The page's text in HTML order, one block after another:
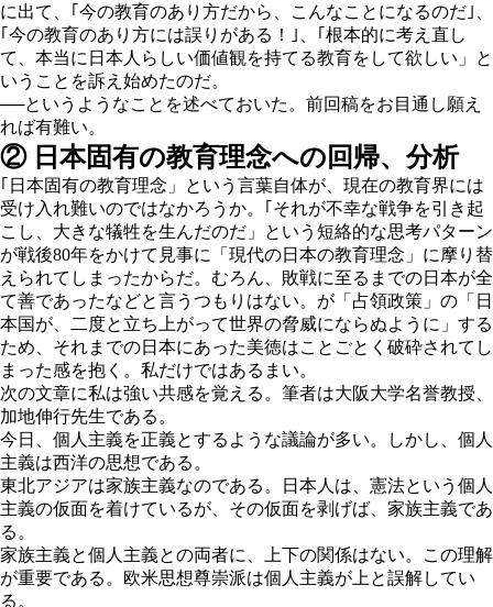
に出て、｢今の教育のあり方だから、こんなことになるのだ｣、
｢今の教育のあり方には誤りがある！｣、｢根本的に考え直し
て、本当に日本人らしい価値観を持てる教育をして欲しい」と
いうことを訴え始めたのだ。
──というようなことを述べておいた。前回稿をお目通し願え
れば有難い。
② 日本固有の教育理念への回帰、分析
｢日本固有の教育理念」という言葉自体が、現在の教育界には
受け入れ難いのではなかろうか。｢それが不幸な戦争を引き起
こし、大きな犠牲を生んだのだ」という短絡的な思考パターン
が戦後80年をかけて見事に「現代の日本の教育理念」に摩り替
えられてしまったからだ。むろん、敗戦に至るまでの日本が全
て善であったなどと言うつもりはない。が「占領政策」の「日
本国が、二度と立ち上がって世界の脅威にならぬように」する
ため、それまでの日本にあった美徳はことごとく破砕されてし
まった感を抱く。私だけではあるまい。
次の文章に私は強い共感を覚える。筆者は大阪大学名誉教授、
加地伸行先生である。
今日、個人主義を正義とするような議論が多い。しかし、個人
主義は西洋の思想である。
東北アジアは家族主義なのである。日本人は、憲法という個人
主義の仮面を着けているが、その仮面を剥げば、家族主義であ
る。
家族主義と個人主義との両者に、上下の関係はない。この理解
が重要である。欧米思想尊崇派は個人主義が上と誤解してい
る。